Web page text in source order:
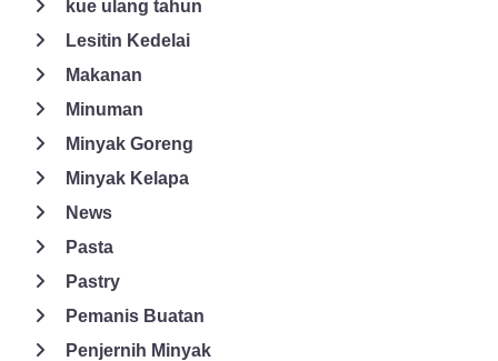
bahan yang berkualitas, seperti lesitin soy, mono – dan
Digliserida, polisorbat, sorbitan monostearate, ACETAM,
Untuk itu, pilih lah produk emulsifier dari GSI sehingga
menghasilkan produk makanan yang lezat bertekstur empuk,
dan berkualitas tinggi.
kue ulang tahun
Lesitin Kedelai
Makanan
Minuman
Minyak Goreng
Minyak Kelapa
News
Pasta
Pastry
Pemanis Buatan
Penjernih Minyak